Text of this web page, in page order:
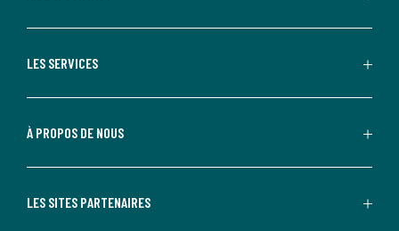
LES SERVICES
À PROPOS DE NOUS
LES SITES PARTENAIRES